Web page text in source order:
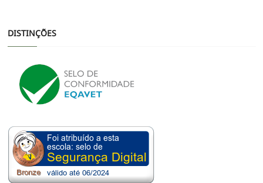
DISTINÇÕES